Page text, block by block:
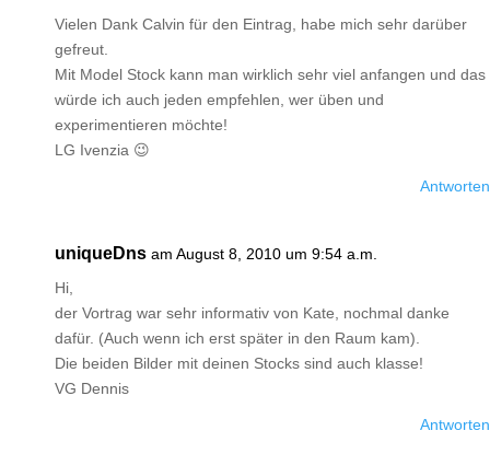
Vielen Dank Calvin für den Eintrag, habe mich sehr darüber
gefreut.
Mit Model Stock kann man wirklich sehr viel anfangen und das
würde ich auch jeden empfehlen, wer üben und
experimentieren möchte!
LG Ivenzia 😉
Antworten
uniqueDns am August 8, 2010 um 9:54 a.m.
Hi,
der Vortrag war sehr informativ von Kate, nochmal danke
dafür. (Auch wenn ich erst später in den Raum kam).
Die beiden Bilder mit deinen Stocks sind auch klasse!
VG Dennis
Antworten